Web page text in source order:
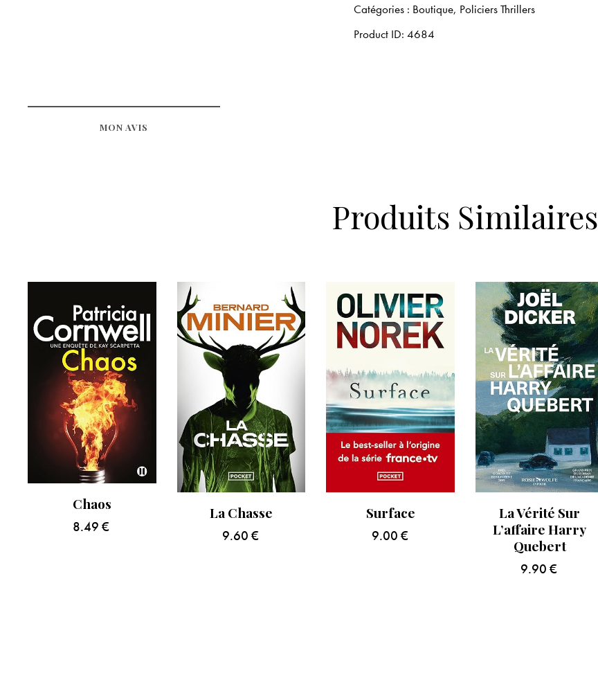
Catégories : Boutique, Policiers Thrillers
Product ID:4684
MON AVIS
Produits Similaires
Chaos
8.49€
La Chasse
9.60 €
Surface
9.00 €
La Vérité Sur
L’affaire Harry
Quebert
9.90€